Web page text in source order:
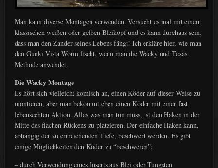
Man kann diverse Montagen verwenden. Versucht es mal mit einem
klassischen weißen oder gelben Bleikopf und es kann durchaus sein,
dass man den Zander seines Lebens fängt! Ich erkläre hier, wie man
den Gunki Vista Worm fischt, wenn man die Wacky und Texas
Methode anwendet.
Die Wacky Montage
Es hört sich vielleicht komisch an, einen Köder auf dieser Weise zu
montieren, aber man bekommt eben einen Köder mit einer fast
lebensechten Aktion. Alles was man tun muss, ist den Haken in der
Mitte des flachen Rückens zu platzieren. Der einfache Haken kann,
abhängig der zu errreichenden Tiefe, beschwert werden. Es gibt
einige Möglichkeiten den Köder zu “beschweren”:
– durch Verwendung eines Inserts aus Blei oder Tungsten